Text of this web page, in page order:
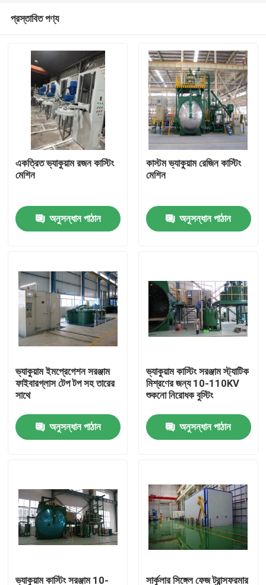
পণ্য
আমাদের সম্পর্কে
মান নিয়ন্ত্রণ
আমাদের সাথে যোগাযোগ করুন
ট্রান্সফরমার উইন্ডিং মেশিন
ট্রান্সফরমার তেল প্রক্রিয়াকরণ সরঞ্জাম
ট্রান্সফরমার ফার্নেস
প্রস্তাবিত পণ্য
একত্রিত ভ্যাকুয়াম রজন কাস্টিং
মেশিন
অনুসন্ধান পাঠান
কাস্টম ভ্যাকুয়াম রেজিন কাস্টিং
মেশিন
অনুসন্ধান পাঠান
ভ্যাকুয়াম ইমপ্রেগেশন সরঞ্জাম
ফাইবারগ্লাস টেপ টপ সহ তারের
সাথে
অনুসন্ধান পাঠান
ভ্যাকুয়াম কাস্টিং সরঞ্জাম স্ট্যাটিক
মিশ্রণের জন্য 10-110KV
শুকনো নিরোধক বুস্টিং
অনুসন্ধান পাঠান
ভ্যাকুয়াম কাস্টিং সরঞ্জাম 10- সার্কুলার সিঙ্গেল ফেজ ট্রান্সফরমার